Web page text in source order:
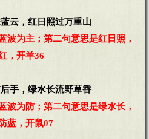
云，红日照过万重山
波为主；第二句意思是红日照，
，开羊36
手，绿水长流野草香
波为防；第二句意思是绿水长，
蓝，开鼠07